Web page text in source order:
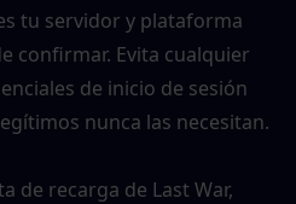
tu servidor y plataforma
confirmar. Evita cualquier
de inicio de sesión
nunca las necesitan.
de recarga de Last War,